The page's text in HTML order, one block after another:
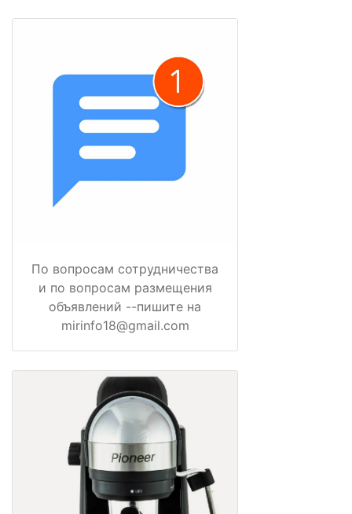
По вопросам сотрудничества
и по вопросам размещения
объявлений --пишите на
mirinfo18@gmail.com